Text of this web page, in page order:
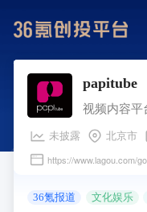
papitube
视频内容平
未披露 北京市
https://www.lagou.com/
36氪报道 文化娱乐